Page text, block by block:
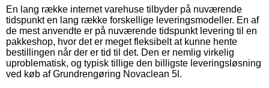
En lang række internet varehuse tilbyder på nuværende
tidspunkt en lang række forskellige leveringsmodeller. En af
de mest anvendte er på nuværende tidspunkt levering til en
pakkeshop, hvor det er meget fleksibelt at kunne hente
bestillingen når der er tid til det. Den er nemlig virkelig
uproblematisk, og typisk tillige den billigste leveringsløsning
ved køb af Grundrengøring Novaclean 5l.